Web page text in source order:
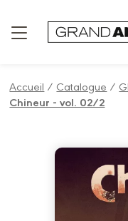
Accueil / Catalogue /
Chineur - vol. 02/2